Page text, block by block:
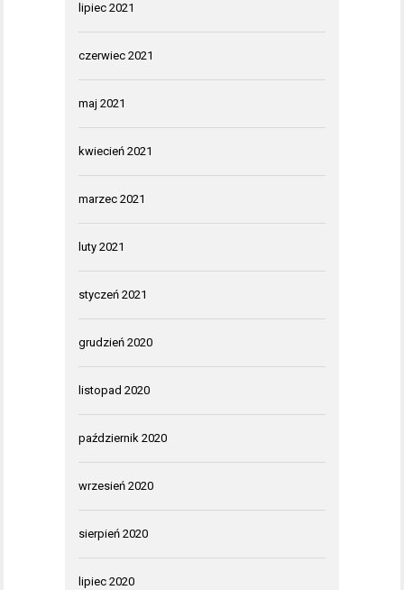
lipiec 2021
czerwiec 2021
maj 2021
kwiecień 2021
marzec 2021
luty 2021
styczeń 2021
grudzień 2020
listopad 2020
październik 2020
wrzesień 2020
sierpień 2020
lipiec 2020